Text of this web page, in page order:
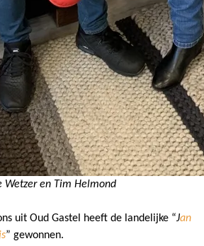
Wetzer en Tim Helmond
uit Oud Gastel heeft de landelijke “Jan
” gewonnen.